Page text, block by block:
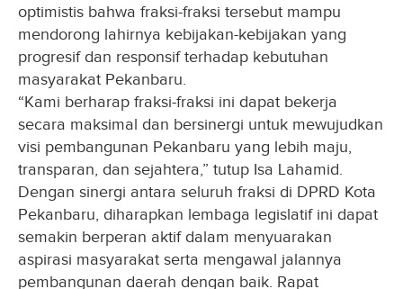
optimistis bahwa fraksi-fraksi tersebut mampu
mendorong lahirnya kebijakan-kebijakan yang
progresif dan responsif terhadap kebutuhan
masyarakat Pekanbaru.
“Kami berharap fraksi-fraksi ini dapat bekerja
secara maksimal dan bersinergi untuk mewujudkan
visi pembangunan Pekanbaru yang lebih maju,
transparan, dan sejahtera,” tutup Isa Lahamid.
Dengan sinergi antara seluruh fraksi di DPRD Kota
Pekanbaru, diharapkan lembaga legislatif ini dapat
semakin berperan aktif dalam menyuarakan
aspirasi masyarakat serta mengawal jalannya
pembangunan daerah dengan baik. Rapat